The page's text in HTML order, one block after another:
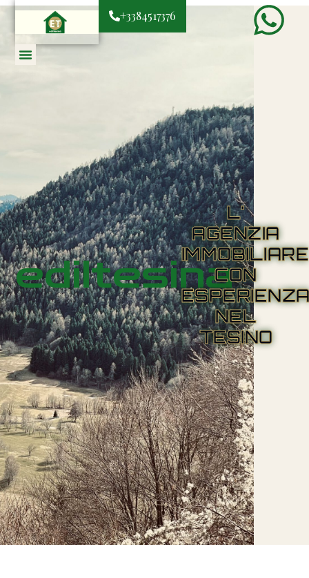
+3384517376
ediltesina
L'
AGENZIA
IMMOBILIARE
CON
NEL
TESINO